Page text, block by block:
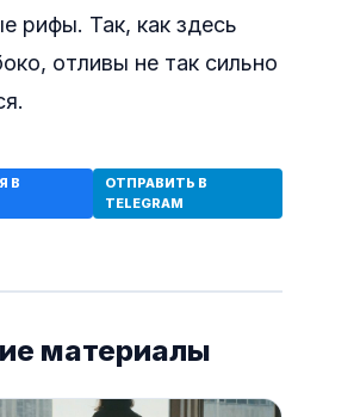
рифы. Так, как здесь
отливы не так сильно
В
ОТПРАВИТЬ В
TELEGRAM
материалы